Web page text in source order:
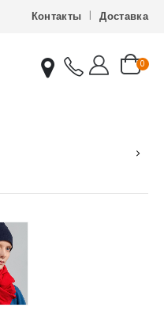
Контакты Доставка
0